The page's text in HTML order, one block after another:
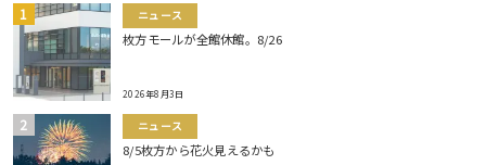
ニュース
枚方モールが全館休館。8/26
2026年8月3日
ニュース
8/5枚方から花火見えるかも